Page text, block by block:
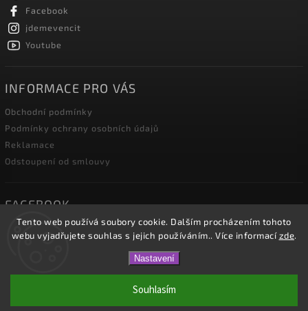
Tento web používá soubory cookie. Dalším procházením tohoto
webu vyjadřujete souhlas s jejich používáním.. Více informacízde.
Nastavení
Souhlasím
Facebook
jdemevencit
Youtube
INFORMACE PRO VÁS
Obchodní podmínky
Podmínky ochrany osobních údajů
Reklamace
Odstoupení od smlouvy
FACEBOOK
JDEME VENČIT.cz. Všechna práva vyhrazena.
Upravit nastavení cookies